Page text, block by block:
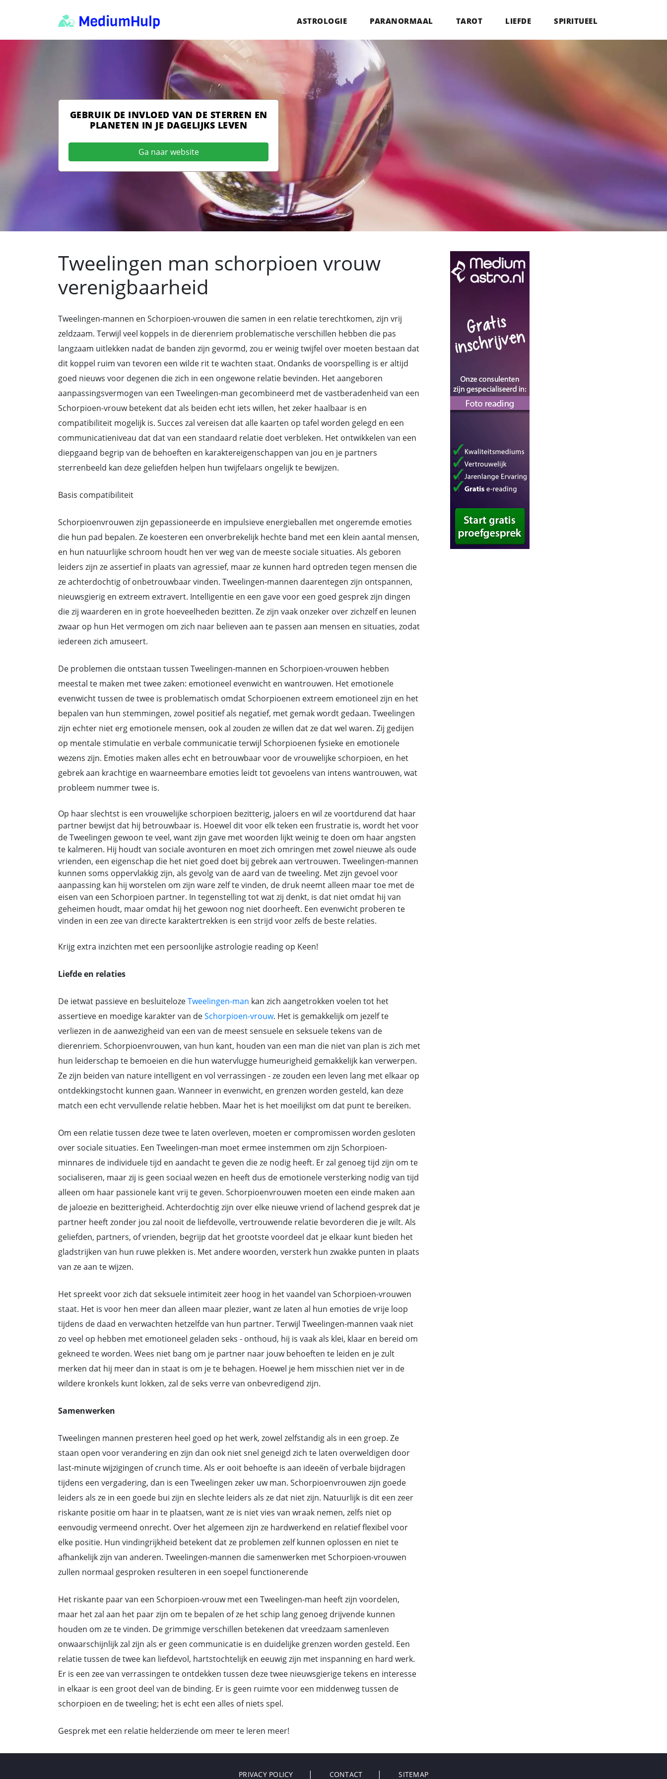
ASTROLOGIE PARANORMAAL TAROT LIEFDE SPIRITUEEL
GEBRUIK DE INVLOED VAN DE STERREN EN
PLANETEN IN JE DAGELIJKS LEVEN
Ga naar website
Tweelingen man schorpioen vrouw
verenigbaarheid
Tweelingen-mannen en Schorpioen-vrouwen die samen in een relatie terechtkomen, zijn vrij
zeldzaam. Terwijl veel koppels in de dierenriem problematische verschillen hebben die pas
langzaam uitlekken nadat de banden zijn gevormd, zou er weinig twijfel over moeten bestaan dat
dit koppel ruim van tevoren een wilde rit te wachten staat. Ondanks de voorspelling is er altijd
goed nieuws voor degenen die zich in een ongewone relatie bevinden. Het aangeboren
aanpassingsvermogen van een Tweelingen-man gecombineerd met de vastberadenheid van een
Schorpioen-vrouw betekent dat als beiden echt iets willen, het zeker haalbaar is en
compatibiliteit mogelijk is. Succes zal vereisen dat alle kaarten op tafel worden gelegd en een
communicatieniveau dat dat van een standaard relatie doet verbleken. Het ontwikkelen van een
diepgaand begrip van de behoeften en karaktereigenschappen van jou en je partners
sterrenbeeld kan deze geliefden helpen hun twijfelaars ongelijk te bewijzen.
Basis compatibiliteit
Schorpioenvrouwen zijn gepassioneerde en impulsieve energieballen met ongeremde emoties
die hun pad bepalen. Ze koesteren een onverbrekelijk hechte band met een klein aantal mensen,
en hun natuurlijke schroom houdt hen ver weg van de meeste sociale situaties. Als geboren
leiders zijn ze assertief in plaats van agressief, maar ze kunnen hard optreden tegen mensen die
ze achterdochtig of onbetrouwbaar vinden. Tweelingen-mannen daarentegen zijn ontspannen,
nieuwsgierig en extreem extravert. Intelligentie en een gave voor een goed gesprek zijn dingen
die zij waarderen en in grote hoeveelheden bezitten. Ze zijn vaak onzeker over zichzelf en leunen
zwaar op hun Het vermogen om zich naar believen aan te passen aan mensen en situaties, zodat
iedereen zich amuseert.
De problemen die ontstaan tussen Tweelingen-mannen en Schorpioen-vrouwen hebben
meestal te maken met twee zaken: emotioneel evenwicht en wantrouwen. Het emotionele
evenwicht tussen de twee is problematisch omdat Schorpioenen extreem emotioneel zijn en het
bepalen van hun stemmingen, zowel positief als negatief, met gemak wordt gedaan. Tweelingen
zijn echter niet erg emotionele mensen, ook al zouden ze willen dat ze dat wel waren. Zij gedijen
op mentale stimulatie en verbale communicatie terwijl Schorpioenen fysieke en emotionele
wezens zijn. Emoties maken alles echt en betrouwbaar voor de vrouwelijke schorpioen, en het
gebrek aan krachtige en waarneembare emoties leidt tot gevoelens van intens wantrouwen, wat
probleem nummer twee is.
Op haar slechtst is een vrouwelijke schorpioen bezitterig, jaloers en wil ze voortdurend dat haar
partner bewijst dat hij betrouwbaar is. Hoewel dit voor elk teken een frustratie is, wordt het voor
de Tweelingen gewoon te veel, want zijn gave met woorden lijkt weinig te doen om haar angsten
te kalmeren. Hij houdt van sociale avonturen en moet zich omringen met zowel nieuwe als oude
vrienden, een eigenschap die het niet goed doet bij gebrek aan vertrouwen. Tweelingen-mannen
kunnen soms oppervlakkig zijn, als gevolg van de aard van de tweeling. Met zijn gevoel voor
aanpassing kan hij worstelen om zijn ware zelf te vinden, de druk neemt alleen maar toe met de
eisen van een Schorpioen partner. In tegenstelling tot wat zij denkt, is dat niet omdat hij van
geheimen houdt, maar omdat hij het gewoon nog niet doorheeft. Een evenwicht proberen te
vinden in een zee van directe karaktertrekken is een strijd voor zelfs de beste relaties.
Krijg extra inzichten met een persoonlijke astrologie reading op Keen!
Liefde en relaties
De ietwat passieve en besluitelozeTweelingen-man kan zich aangetrokken voelen tot het
assertieve en moedige karakter van deSchorpioen-vrouw. Het is gemakkelijk om jezelf te
verliezen in de aanwezigheid van een van de meest sensuele en seksuele tekens van de
dierenriem. Schorpioenvrouwen, van hun kant, houden van een man die niet van plan is zich met
hun leiderschap te bemoeien en die hun watervlugge humeurigheid gemakkelijk kan verwerpen.
Ze zijn beiden van nature intelligent en vol verrassingen - ze zouden een leven lang met elkaar op
ontdekkingstocht kunnen gaan. Wanneer in evenwicht, en grenzen worden gesteld, kan deze
match een echt vervullende relatie hebben. Maar het is het moeilijkst om dat punt te bereiken.
Om een relatie tussen deze twee te laten overleven, moeten er compromissen worden gesloten
over sociale situaties. Een Tweelingen-man moet ermee instemmen om zijn Schorpioen-
minnares de individuele tijd en aandacht te geven die ze nodig heeft. Er zal genoeg tijd zijn om te
socialiseren, maar zij is geen sociaal wezen en heeft dus de emotionele versterking nodig van tijd
alleen om haar passionele kant vrij te geven. Schorpioenvrouwen moeten een einde maken aan
de jaloezie en bezitterigheid. Achterdochtig zijn over elke nieuwe vriend of lachend gesprek dat je
partner heeft zonder jou zal nooit de liefdevolle, vertrouwende relatie bevorderen die je wilt. Als
geliefden, partners, of vrienden, begrijp dat het grootste voordeel dat je elkaar kunt bieden het
gladstrijken van hun ruwe plekken is. Met andere woorden, versterk hun zwakke punten in plaats
van ze aan te wijzen.
Het spreekt voor zich dat seksuele intimiteit zeer hoog in het vaandel van Schorpioen-vrouwen
staat. Het is voor hen meer dan alleen maar plezier, want ze laten al hun emoties de vrije loop
tijdens de daad en verwachten hetzelfde van hun partner. Terwijl Tweelingen-mannen vaak niet
zo veel op hebben met emotioneel geladen seks - onthoud, hij is vaak als klei, klaar en bereid om
gekneed te worden. Wees niet bang om je partner naar jouw behoeften te leiden en je zult
merken dat hij meer dan in staat is om je te behagen. Hoewel je hem misschien niet ver in de
wildere kronkels kunt lokken, zal de seks verre van onbevredigend zijn.
Samenwerken
Tweelingen mannen presteren heel goed op het werk, zowel zelfstandig als in een groep. Ze
staan open voor verandering en zijn dan ook niet snel geneigd zich te laten overweldigen door
last-minute wijzigingen of crunch time. Als er ooit behoefte is aan ideeën of verbale bijdragen
tijdens een vergadering, dan is een Tweelingen zeker uw man. Schorpioenvrouwen zijn goede
leiders als ze in een goede bui zijn en slechte leiders als ze dat niet zijn. Natuurlijk is dit een zeer
riskante positie om haar in te plaatsen, want ze is niet vies van wraak nemen, zelfs niet op
eenvoudig vermeend onrecht. Over het algemeen zijn ze hardwerkend en relatief flexibel voor
elke positie. Hun vindingrijkheid betekent dat ze problemen zelf kunnen oplossen en niet te
afhankelijk zijn van anderen. Tweelingen-mannen die samenwerken met Schorpioen-vrouwen
zullen normaal gesproken resulteren in een soepel functionerende
Het riskante paar van een Schorpioen-vrouw met een Tweelingen-man heeft zijn voordelen,
maar het zal aan het paar zijn om te bepalen of ze het schip lang genoeg drijvende kunnen
houden om ze te vinden. De grimmige verschillen betekenen dat vreedzaam samenleven
onwaarschijnlijk zal zijn als er geen communicatie is en duidelijke grenzen worden gesteld. Een
relatie tussen de twee kan liefdevol, hartstochtelijk en eeuwig zijn met inspanning en hard werk.
Er is een zee van verrassingen te ontdekken tussen deze twee nieuwsgierige tekens en interesse
in elkaar is een groot deel van de binding. Er is geen ruimte voor een middenweg tussen de
schorpioen en de tweeling; het is echt een alles of niets spel.
Gesprek met een relatie helderziende om meer te leren meer!
PRIVACY POLICY CONTACT SITEMAP